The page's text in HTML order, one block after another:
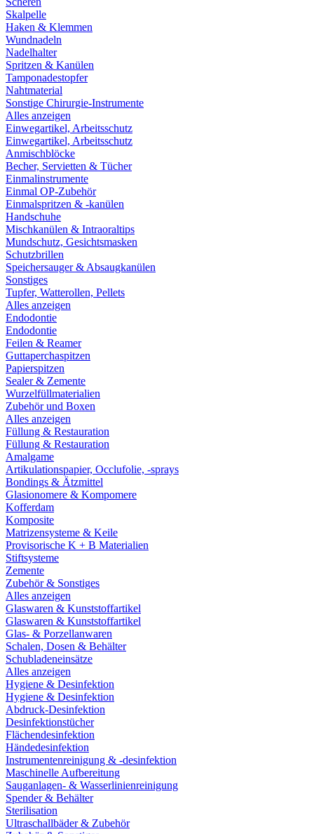
Skalpelle
Haken & Klemmen
Wundnadeln
Nadelhalter
Spritzen & Kanülen
Tamponadestopfer
Nahtmaterial
Sonstige Chirurgie-Instrumente
Alles anzeigen
Einwegartikel, Arbeitsschutz
Einwegartikel, Arbeitsschutz
Anmischblöcke
Becher, Servietten & Tücher
Einmalinstrumente
Einmal OP-Zubehör
Einmalspritzen & -kanülen
Handschuhe
Mischkanülen & Intraoraltips
Mundschutz, Gesichtsmasken
Schutzbrillen
Speichersauger & Absaugkanülen
Sonstiges
Tupfer, Watterollen, Pellets
Alles anzeigen
Endodontie
Endodontie
Feilen & Reamer
Guttaperchaspitzen
Papierspitzen
Sealer & Zemente
Wurzelfüllmaterialien
Zubehör und Boxen
Alles anzeigen
Füllung & Restauration
Füllung & Restauration
Amalgame
Artikulationspapier, Occlufolie, -sprays
Bondings & Ätzmittel
Glasionomere & Kompomere
Kofferdam
Komposite
Matrizensysteme & Keile
Provisorische K + B Materialien
Stiftsysteme
Zemente
Zubehör & Sonstiges
Alles anzeigen
Glaswaren & Kunststoffartikel
Glaswaren & Kunststoffartikel
Glas- & Porzellanwaren
Schalen, Dosen & Behälter
Schubladeneinsätze
Alles anzeigen
Hygiene & Desinfektion
Hygiene & Desinfektion
Abdruck-Desinfektion
Desinfektionstücher
Flächendesinfektion
Händedesinfektion
Instrumentenreinigung & -desinfektion
Maschinelle Aufbereitung
Sauganlagen- & Wasserlinienreinigung
Spender & Behälter
Sterilisation
Ultraschallbäder & Zubehör